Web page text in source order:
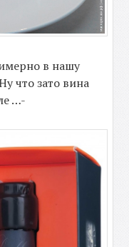
в нашу
что зато вина
…-